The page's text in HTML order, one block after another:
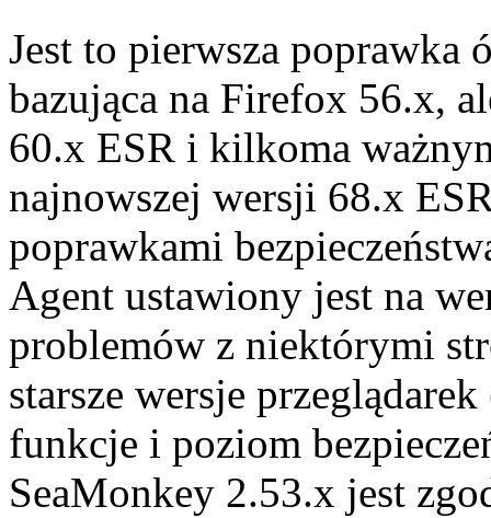
Jest to pierwsza poprawka
bazująca na Firefox 56.x,
60.x ESR i kilkoma
najnowszej wersji 68.x
poprawkami
Agent ustawiony jest na
problemów z niektórymi
starsze wersje
funkcje i poziom
SeaMonkey 2.53.x jest